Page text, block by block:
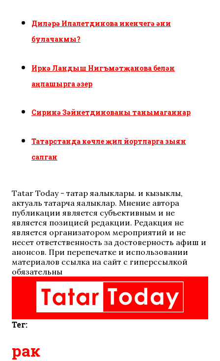
Диләрә Илалетдинова икенчегә әни
булачакмы?
Иркә Ландыш Нигъмәтҗанова белән
аңлашырга әзер
Сиринә Зәйнетдинованы танымаганнар
Татарстанда көчле җил йортларга зыян
салган
Tatar Today - татар яңалыклары. иң кызыклы,
актуаль татарча яңалыклар. Мнение автора
публикации является субъективным и не
является позицией редакции. Редакция не
является организатором мероприятий и не
несет ответственность за достоверность афиш и
анонсов. При перепечатке и использовании
материалов ссылка на сайт с гиперссылкой
обязательны
Тег:
рак